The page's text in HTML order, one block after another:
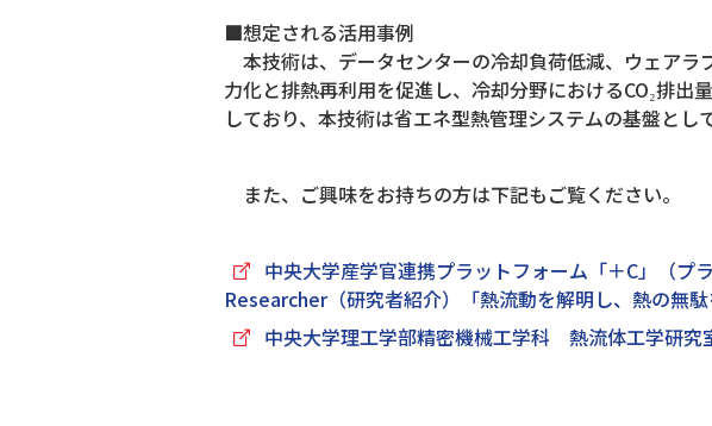
■想定される活用事例
本技術は、データセンターの冷却負荷低減、ウェア
力化と排熱再利用を促進し、冷却分野におけるCO₂排
しており、本技術は省エネ型熱管理システムの基盤とし
また、ご興味をお持ちの方は下記もご覧ください。
中央大学産学官連携プラットフォーム「＋C」（プラ
Researcher（研究者紹介）「熱流動を解明し、熱の無
中央大学理工学部精密機械工学科 熱流体工学研究